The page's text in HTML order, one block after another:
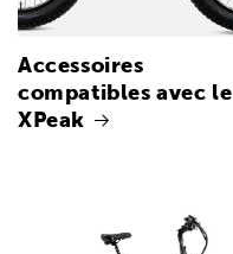
Accessoires
compatibles avec le
XPeak